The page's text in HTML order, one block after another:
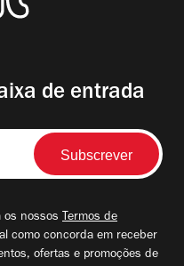
de entrada
os nossos Termos de
como concorda em receber
ofertas e promoções de